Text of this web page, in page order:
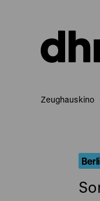
Seiteninhalt
springen
Zeughauskino